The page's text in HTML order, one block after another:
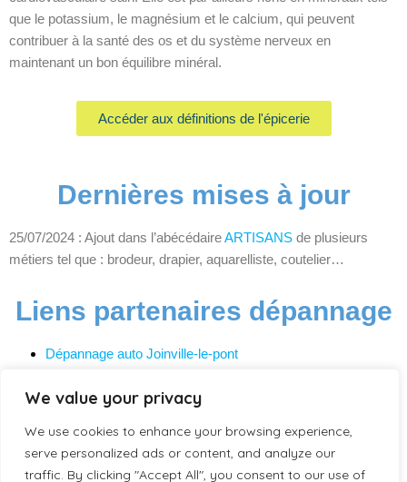
We value your privacy
We use cookies to enhance your browsing experience,
serve personalized ads or content, and analyze our
traffic. By clicking "Accept All", you consent to our use of
que le potassium, le magnésium et le calcium, qui peuvent
contribuer à la santé des os et du système nerveux en
maintenant un bon équilibre minéral.
Accéder aux définitions de l'épicerie
Dernières mises à jour
25/07/2024 : Ajout dans l’abécédaireARTISANS de plusieurs
métiers tel que : brodeur, drapier, aquarelliste, coutelier…
Liens partenaires dépannage
Dépannage auto Joinville-le-pont
Dépannage auto Bry-sur-marne
Dépannage auto Puteaux
Dépannage auto Caves